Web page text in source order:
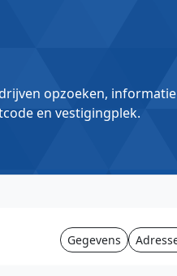
opzoeken,
en vestigingplek.
Gegevens